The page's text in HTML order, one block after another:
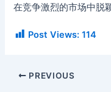
在竞争激烈的市场中脱
Post Views: 114
PREVIOUS